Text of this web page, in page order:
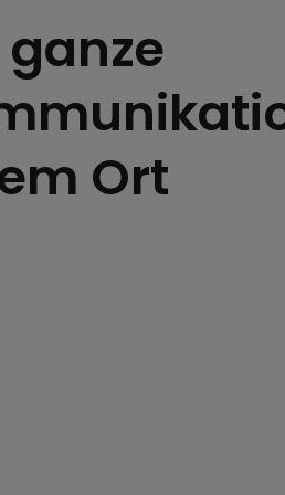
ganze
Ort